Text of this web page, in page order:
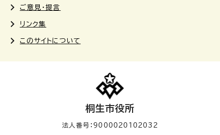
ご意見・提言
リンク集
このサイトについて
桐生市役所
法人番号：9000020102032